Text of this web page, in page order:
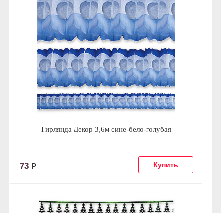
Гирлянда Декор 3,6м сине-бело-голубая
73 Р